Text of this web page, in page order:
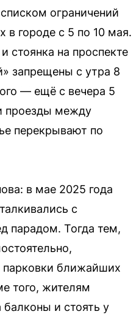
ограничений
городе с 5 по 10 мая.
стоянка на проспекте
запрещены с утра 8
— ещё с вечера 5
проезды между
перекрывают по
в мае 2025 года
с
парадом. Тогда тем,
парковки ближайших
того, жителям
и стоять у